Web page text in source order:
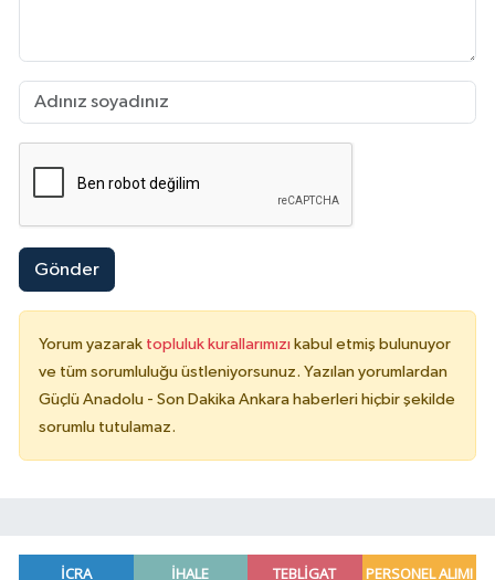
Gönder
Yorum yazarak topluluk kurallarımızı kabul etmiş bulunuyor
ve tüm sorumluluğu üstleniyorsunuz. Yazılan yorumlardan
Güçlü Anadolu - Son Dakika Ankara haberleri hiçbir şekilde
sorumlu tutulamaz.